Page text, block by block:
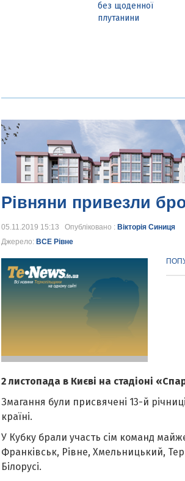
без щоденної
плутанини
Рівняни привезли
05.11.2019 15:13 Опубліковано : Вікторія Синиця
Джерело: ВСЕ Рівне
2 листопада в Києві на стадіоні «
Змагання були присвячені 13-й
країні.
У Кубку брали участь сім команд
Франківськ, Рівне, Хмельницький,
Білорусі.